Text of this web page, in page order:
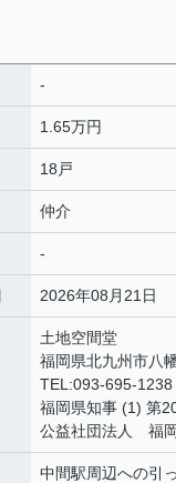
-
1.65万円
18戸
仲介
-
2026年08月21日
土地空間堂
福岡県北九州市八
TEL:093-695-1238
福岡県知事 (1) 第
公益社団法人 福
中間駅周辺への引